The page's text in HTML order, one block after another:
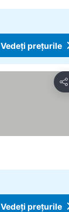
Vedeți prețurile
Vedeți prețurile